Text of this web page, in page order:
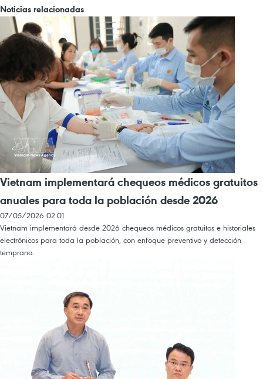
Noticias relacionadas
Vietnam implementará chequeos médicos gratuitos
anuales para toda la población desde 2026
07/05/2026 02:01
Vietnam implementará desde 2026 chequeos médicos gratuitos e historiales
electrónicos para toda la población, con enfoque preventivo y detección
temprana.